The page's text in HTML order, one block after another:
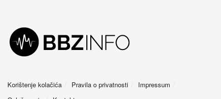
Korištenje kolačića Pravila o privatnosti
Impressum